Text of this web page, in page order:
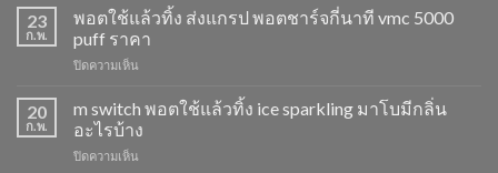
ไม่
ให้
หัว
โบ
พีช
กลิ่น
M
Switch
15K
หัว
โบ
องุ่น
ขาย
23
ก.พ.
พอตใช้แล้วทิ้ง ส่งแกรป พอตชาร์จกี่นาที vmc 5000
puff ราคา
ปิดความเห็น
แล้ว
ทิ้ง
ส่ง
20
ก.พ.
m switch พอตใช้แล้วทิ้ง ice sparkling มาโบมีกลิ่น
อะไรบ้าง
ปิดความเห็น